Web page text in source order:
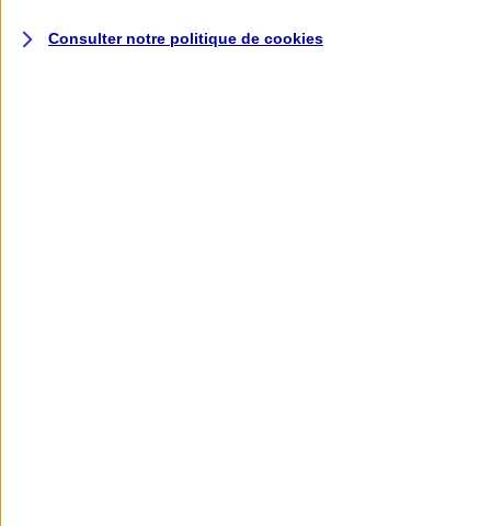
Consulter notre politique de cookies